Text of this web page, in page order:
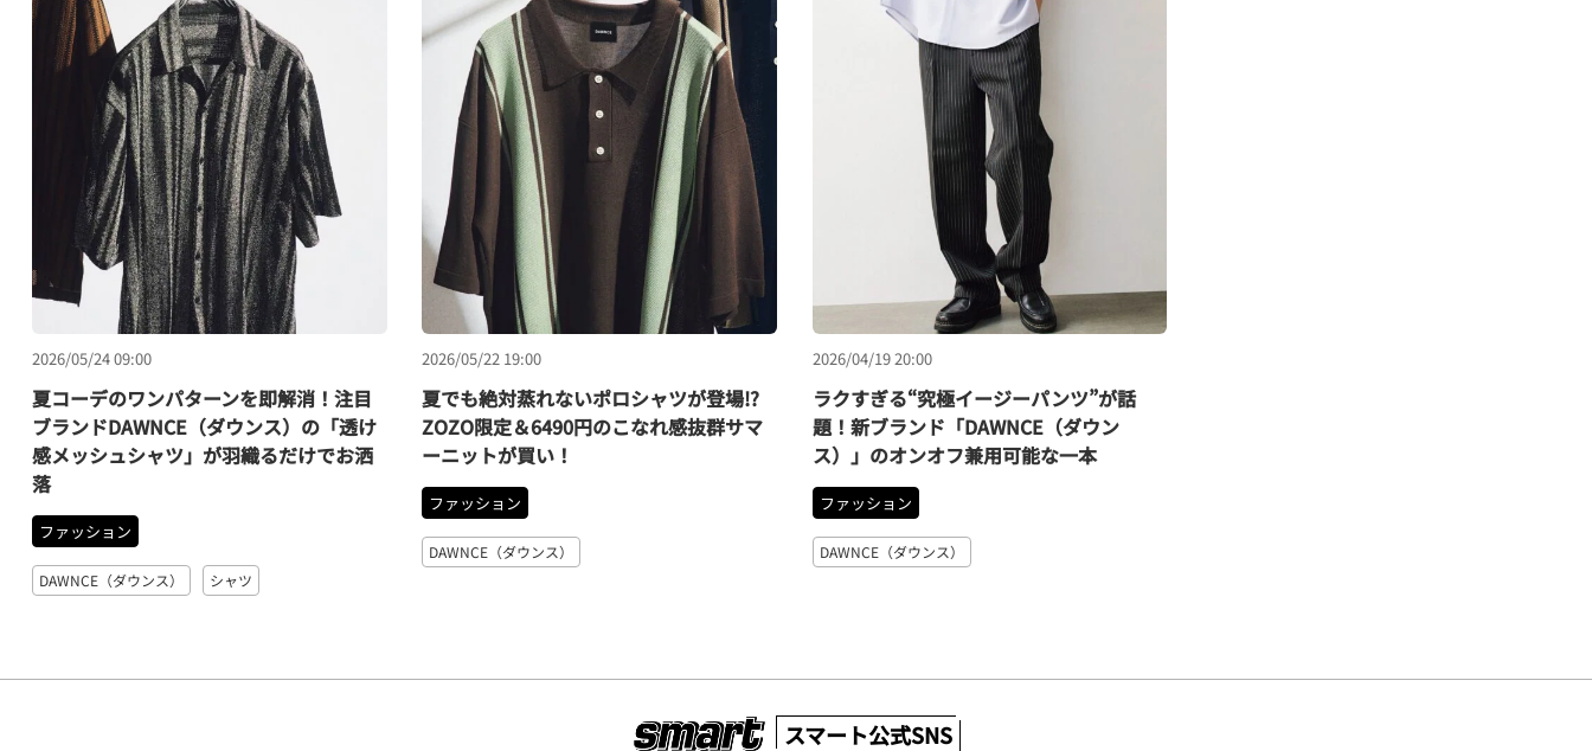
2026/05/24 09:00
夏コーデのワンパターンを即解消！注目
ブランドDAWNCE（ダウンス）の「透け
感メッシュシャツ」が羽織るだけでお洒
落
ファッション
DAWNCE（ダウンス） シャツ
2026/05/22 19:00
夏でも絶対蒸れないポロシャツが登場!?
ZOZO限定＆6490円のこなれ感抜群サマ
ーニットが買い！
ファッション
DAWNCE（ダウンス）
2026/04/19 20:00
ラクすぎる“究極イージーパンツ”が話
題！新ブランド「DAWNCE（ダウン
ス）」のオンオフ兼用可能な一本
ファッション
DAWNCE（ダウンス）
スマート公式SNS